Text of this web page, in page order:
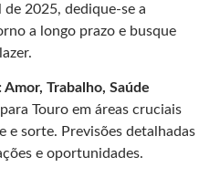
2025, dedique-se a
a longo prazo e busque
Trabalho, Saúde
Touro em áreas cruciais
e sorte. Previsões detalhadas
e oportunidades.